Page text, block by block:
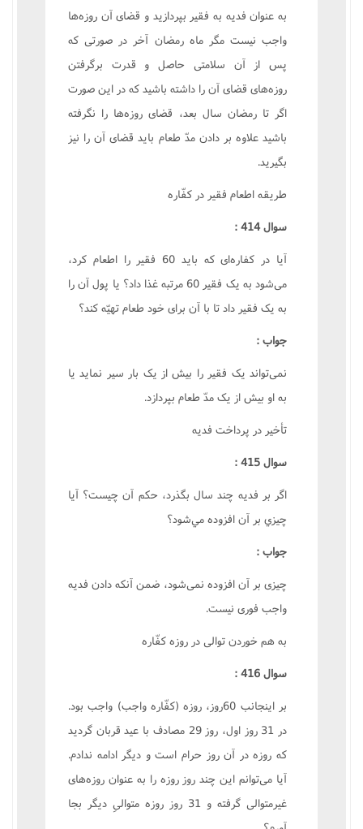
به عنوان فديه به فقير بپردازيد و قضاى آن روزه‌ها
واجب نيست مگر ماه رمضان آخر در صورتى که
پس از آن سلامتى حاصل و قدرت برگرفتن
روزه‌هاى قضاى آن را داشته باشيد که در اين صورت
اگر تا رمضان سال بعد، قضاى روزه‌ها را نگرفته
باشيد علاوه بر دادن مدّ طعام بايد قضاى آن را نيز
بگيريد.
طريقه اطعام فقير در کفّاره
سوال 414 :
آيا در کفاره‌اى که بايد 60 فقير را اطعام کرد،
مى‌شود به يک فقير 60 مرتبه غذا داد؟ يا پول آن را
به يک فقير داد تا با آن براى خود طعام تهيّه کند؟
جواب :
نمى‌تواند يک فقير را بيش از يک بار سير نمايد يا
به او بيش از يک مدّ طعام بپردازد.
تأخير در پرداخت فديه
سوال 415 :
اگر بر فديه چند سال بگذرد، حکم آن چيست؟ آيا
چيزي بر آن افزوده مي‌شود؟
جواب :
چيزى بر آن افزوده نمى‌شود، ضمن آنکه دادن فديه
واجب فورى نيست.
به هم خوردن توالى در روزه کفّاره
سوال 416 :
بر اينجانب 60روز، روزه (کفّاره واجب) واجب بود.
در 31 روز اول، روز 29 مصادف با عيد قربان گرديد
که روزه در آن روز حرام است و ديگر ادامه ندادم.
آيا مى‌توانم اين چند روز روزه را به عنوان روزه‌هاى
غيرمتوالى گرفته و 31 روز روزه متوالىِ ديگر بجا